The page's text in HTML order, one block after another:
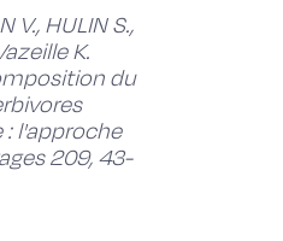
V., HULIN S.,
K.
du
l'approche
209, 43-